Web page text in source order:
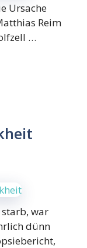
Ursache
Reim
…
starb, war
dünn